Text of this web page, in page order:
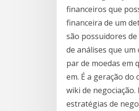
financeiros que
financeira de um
são possuidores
de análises que
par de moedas em
em. É a geração
wiki de
estratégias de